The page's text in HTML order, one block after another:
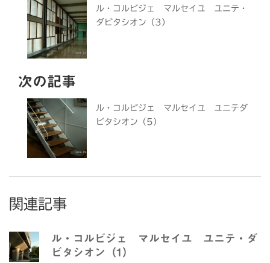
ル・コルビジェ マルセイユ ユニテ・
ダビタシオン（3）
次の記事
ル・コルビジェ マルセイユ ユニテダ
ビタシオン（5）
関連記事
ル・コルビジェ マルセイユ ユニテ・ダ
ビタシオン（1）